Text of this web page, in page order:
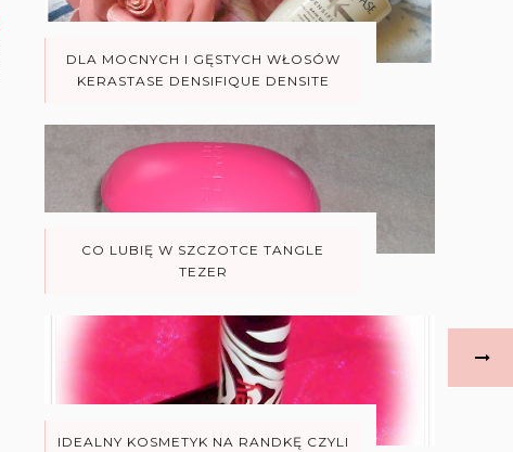
DLA MOCNYCH I GĘSTYCH WŁOSÓW
KERASTASE DENSIFIQUE DENSITE
CO LUBIĘ W SZCZOTCE TANGLE
TEZER
IDEALNY KOSMETYK NA RANDKĘ CZYLI